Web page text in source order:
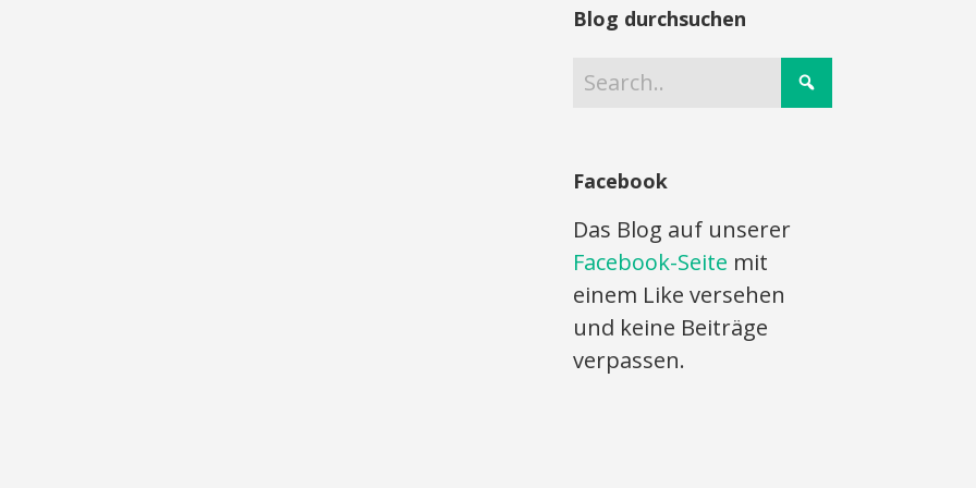
Blog durchsuchen
Facebook
Das Blog auf unserer
Facebook-Seite mit
einem Like versehen
und keine Beiträge
verpassen.